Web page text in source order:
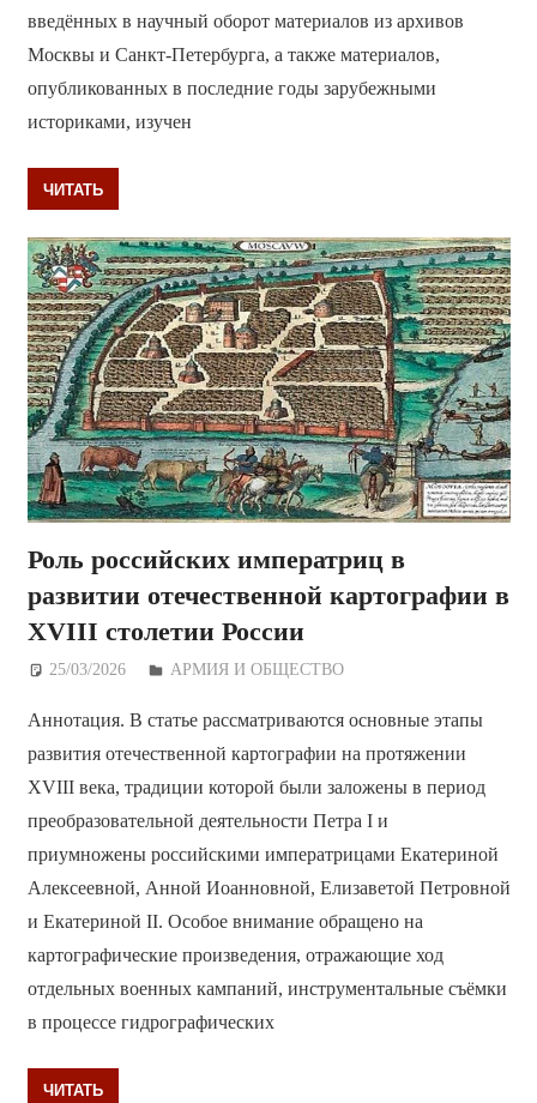
введённых в научный оборот материалов из архивов
Москвы и Санкт-Петербурга, а также материалов,
опубликованных в последние годы зарубежными
историками, изучен
ЧИТАТЬ
Роль российских императриц в
развитии отечественной картографии в
XVIII столетии России
25/03/2026 Дежурный по Редакции
АРМИЯ И ОБЩЕСТВО
Аннотация. В статье рассматриваются основные этапы
развития отечественной картографии на протяжении
XVIII века, традиции которой были заложены в период
преобразовательной деятельности Петра I и
приумножены российскими императрицами Екатериной
Алексеевной, Анной Иоанновной, Елизаветой Петровной
и Екатериной II. Особое внимание обращено на
картографические произведения, отражающие ход
отдельных военных кампаний, инструментальные съёмки
в процессе гидрографических
ЧИТАТЬ